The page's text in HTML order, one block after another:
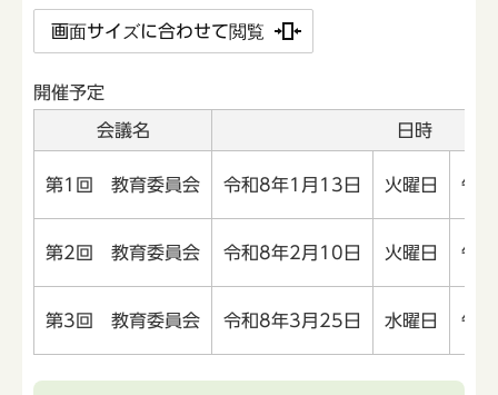
画面サイズに合わせて閲覧
開催予定
会議名 日時
第1回 教育委員会 令和8年1月13日 火曜日 午
第2回 教育委員会 令和8年2月10日 火曜日 午
第3回 教育委員会 令和8年3月25日 水曜日 午